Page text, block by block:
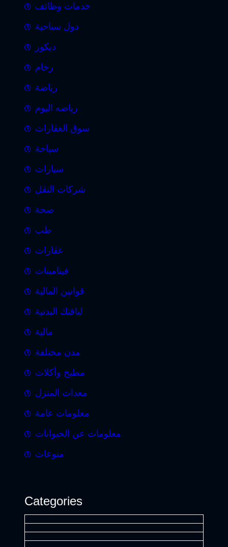
خدمات وظائف
دول سياحية
ديكور
رخام
رياضة
رياضه اليوم
سوق العقارات
سياحة
سيارات
شركات النقل
صحة
طب
عقارات
فيتامينات
قوانين المالية
لياقتك البدنية
مالية
مدن مختلفة
مطبخ وأكلات
معدات المنزل
معلومات عامة
معلومات عن الحيوانات
منوعات
Categories